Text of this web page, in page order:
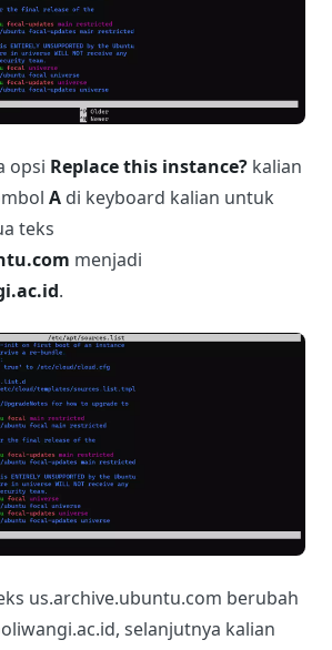
opsi Replace this instance? kalian
A di keyboard kalian untuk
teks
menjadi
.
us.archive.ubuntu.com berubah
selanjutnya kalian